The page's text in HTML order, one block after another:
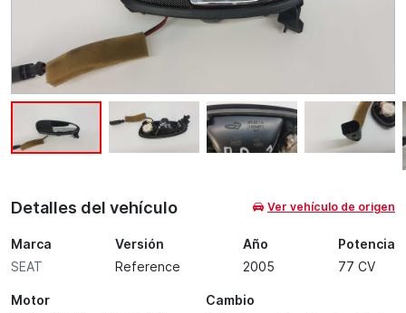
Detalles del vehículo Ver vehículo de origen
Marca
SEAT
Versión
Reference
Año
2005
Potencia
77 CV
Motor
Cambio